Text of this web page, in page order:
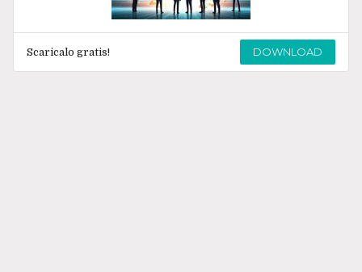
Scaricalo gratis! DOWNLOAD